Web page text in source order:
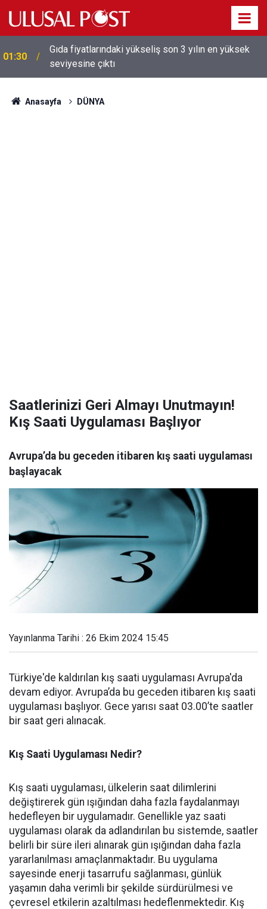
01:30
Gıda fiyatlarındaki yükseliş son 3 yılın en yüksek
01:26
Galatasaray'dan sekiz kişi hakkında savcılığa suç
duyurusu
Anasayfa DÜNYA
Saatlerinizi Geri Almayı Unutmayın!
Kış Saati Uygulaması Başlıyor
Avrupa’da bu geceden itibaren kış saati uygulaması
başlayacak
Yayınlanma Tarihi : 26 Ekim 2024 15:45
Türkiye'de kaldırılan kış saati uygulaması Avrupa'da
devam ediyor. Avrupa’da bu geceden itibaren kış saati
uygulaması başlıyor. Gece yarısı saat 03.00’te saatler
bir saat geri alınacak.
Kış Saati Uygulaması Nedir?
Kış saati uygulaması, ülkelerin saat dilimlerini
değiştirerek gün ışığından daha fazla faydalanmayı
hedefleyen bir uygulamadır. Genellikle yaz saati
uygulaması olarak da adlandırılan bu sistemde, saatler
belirli bir süre ileri alınarak gün ışığından daha fazla
yararlanılması amaçlanmaktadır. Bu uygulama
sayesinde enerji tasarrufu sağlanması, günlük
yaşamın daha verimli bir şekilde sürdürülmesi ve
çevresel etkilerin azaltılması hedeflenmektedir. Kış